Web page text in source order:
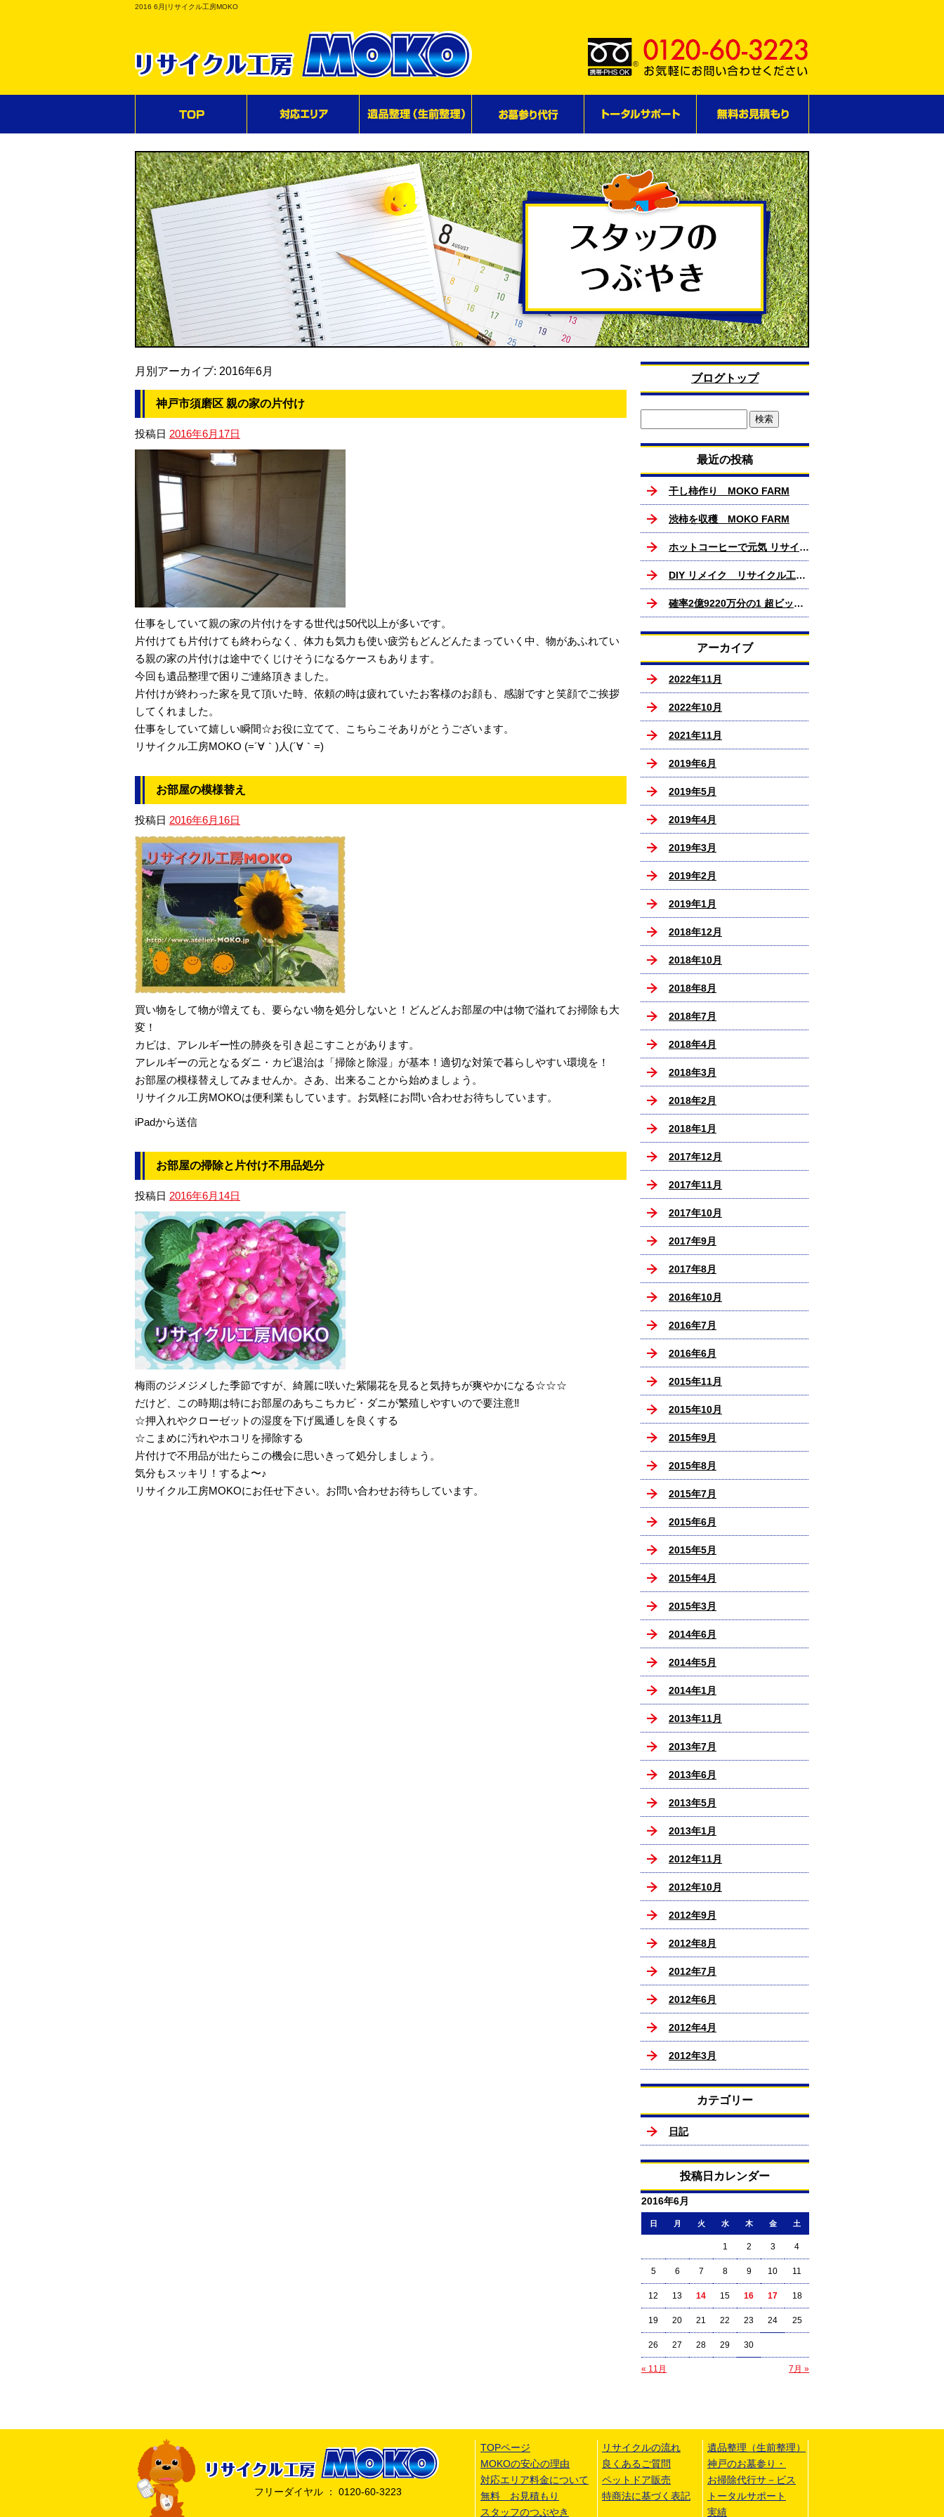
2016 6月|リサイクル工房MOKO
月別アーカイブ: 2016年6月
神戸市須磨区 親の家の片付け
投稿日 2016年6月17日
仕事をしていて親の家の片付けをする世代は50代以上が多いです。
片付けても片付けても終わらなく、体力も気力も使い疲労もどんどんたまっていく中、物があふれてい
る親の家の片付けは途中でくじけそうになるケースもあります。
今回も遺品整理で困りご連絡頂きました。
片付けが終わった家を見て頂いた時、依頼の時は疲れていたお客様のお顔も、感謝ですと笑顔でご挨拶
してくれました。
仕事をしていて嬉しい瞬間☆お役に立てて、こちらこそありがとうございます。
リサイクル工房MOKO (=´∀｀)人(´∀｀=)
お部屋の模様替え
投稿日 2016年6月16日
買い物をして物が増えても、要らない物を処分しないと！どんどんお部屋の中は物で溢れてお掃除も大
変！
カビは、アレルギー性の肺炎を引き起こすことがあります。
アレルギーの元となるダニ・カビ退治は「掃除と除湿」が基本！適切な対策で暮らしやすい環境を！
お部屋の模様替えしてみませんか。さあ、出来ることから始めましょう。
リサイクル工房MOKOは便利業もしています。お気軽にお問い合わせお待ちしています。
iPadから送信
お部屋の掃除と片付け不用品処分
投稿日 2016年6月14日
梅雨のジメジメした季節ですが、綺麗に咲いた紫陽花を見ると気持ちが爽やかになる☆☆☆
だけど、この時期は特にお部屋のあちこちカビ・ダニが繁殖しやすいので要注意‼︎
☆押入れやクローゼットの湿度を下げ風通しを良くする
☆こまめに汚れやホコリを掃除する
片付けで不用品が出たらこの機会に思いきって処分しましょう。
気分もスッキリ！するよ〜♪
リサイクル工房MOKOにお任せ下さい。お問い合わせお待ちしています。
ブログトップ
最近の投稿
干し柿作り MOKO FARM
渋柿を収穫 MOKO FARM
ホットコーヒーで元気 リサイクル工房MOKO
DIY リメイク リサイクル工房MOKO
確率2億9220万分の1 超ビックリ
アーカイブ
2022年11月
2022年10月
2021年11月
2019年6月
2019年5月
2019年4月
2019年3月
2019年2月
2019年1月
2018年12月
2018年10月
2018年8月
2018年7月
2018年4月
2018年3月
2018年2月
2018年1月
2017年12月
2017年11月
2017年10月
2017年9月
2017年8月
2016年10月
2016年7月
2016年6月
2015年11月
2015年10月
2015年9月
2015年8月
2015年7月
2015年6月
2015年5月
2015年4月
2015年3月
2014年6月
2014年5月
2014年1月
2013年11月
2013年7月
2013年6月
2013年5月
2013年1月
2012年11月
2012年10月
2012年9月
2012年8月
2012年7月
2012年6月
2012年4月
2012年3月
カテゴリー
日記
投稿日カレンダー
2016年6月
日 月 火 水 木 金 土
« 11月 7月 »
1 2 3 4
5 6 7 8 9 10 11
12 13 14 15 16 17 18
19 20 21 22 23 24 25
26 27 28 29 30
フリーダイヤル ： 0120-60-3223
TOPページ
MOKOの安心の理由
対応エリア料金について
無料 お見積もり
スタッフのつぶやき
リサイクルの流れ
良くあるご質問
ペットドア販売
特商法に基づく表記
遺品整理（生前整理）
神戸のお墓参り・
お掃除代行サ－ビス
トータルサポート
実績